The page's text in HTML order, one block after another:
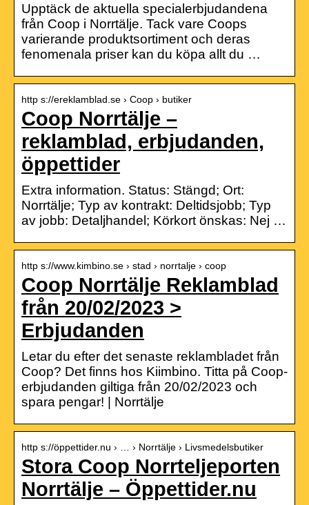
Upptäck de aktuella specialerbjudandena
från Coop i Norrtälje. Tack vare Coops
varierande produktsortiment och deras
fenomenala priser kan du köpa allt du …
http s://ereklamblad.se › Coop › butiker
Coop Norrtälje –
reklamblad, erbjudanden,
öppettider
Extra information. Status: Stängd; Ort:
Norrtälje; Typ av kontrakt: Deltidsjobb; Typ
av jobb: Detaljhandel; Körkort önskas: Nej …
http s://www.kimbino.se › stad › norrtalje › coop
Coop Norrtälje Reklamblad
från 20/02/2023 >
Erbjudanden
Letar du efter det senaste reklambladet från
Coop? Det finns hos Kiimbino. Titta på Coop-
erbjudanden giltiga från 20/02/2023 och
spara pengar! | Norrtälje
http s://öppettider.nu › … › Norrtälje › Livsmedelsbutiker
Stora Coop Norrteljeporten
Norrtälje – Öppettider.nu